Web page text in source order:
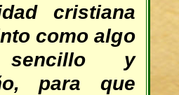
cristiana
como algo
y
para que